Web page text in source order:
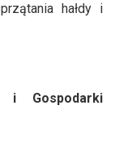
hałdy i
i Gospodarki